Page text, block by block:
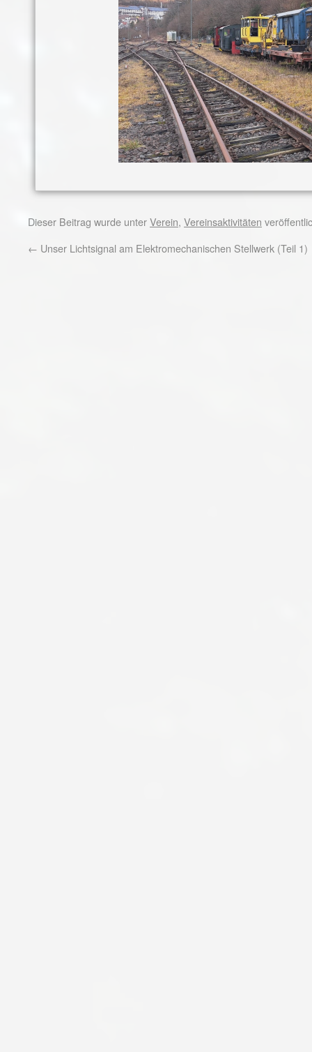
Dieser Beitrag wurde unterVerein, Vereinsaktivitäten
← Unser Lichtsignal am Elektromechanischen Stellwerk (Teil 1)